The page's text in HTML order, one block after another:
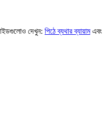
দেখুন: পিঠে ব্যথার ব্যায়ামএবং